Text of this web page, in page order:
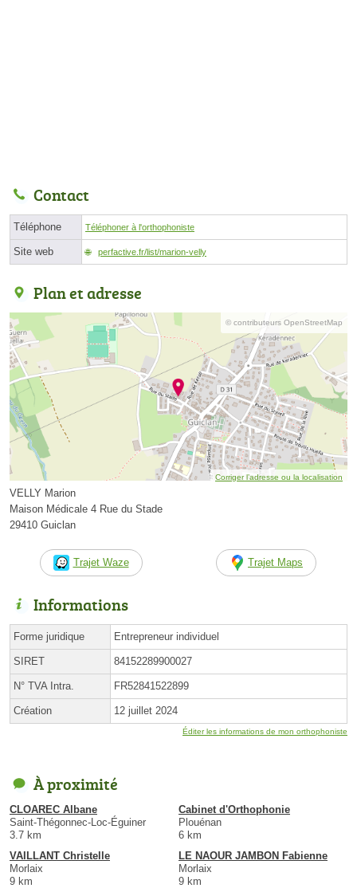
Contact
Téléphone Téléphoner à l'orthophoniste
Site web perfactive.fr/list/marion-velly
Plan et adresse
© contributeurs OpenStreetMap
Corriger l’adresse ou la localisation
VELLY Marion
Maison Médicale 4 Rue du Stade
29410 Guiclan
Trajet Waze Trajet Maps
Informations
Forme juridique Entrepreneur individuel
SIRET 84152289900027
N° TVA Intra. FR52841522899
Création 12 juillet 2024
Éditer les informations de mon orthophoniste
À proximité
CLOAREC Albane
Saint-Thégonnec-Loc-Éguiner
3.7 km
Cabinet d'Orthophonie
Plouénan
6 km
VAILLANT Christelle
Morlaix
9 km
LE NAOUR JAMBON Fabienne
Morlaix
9 km